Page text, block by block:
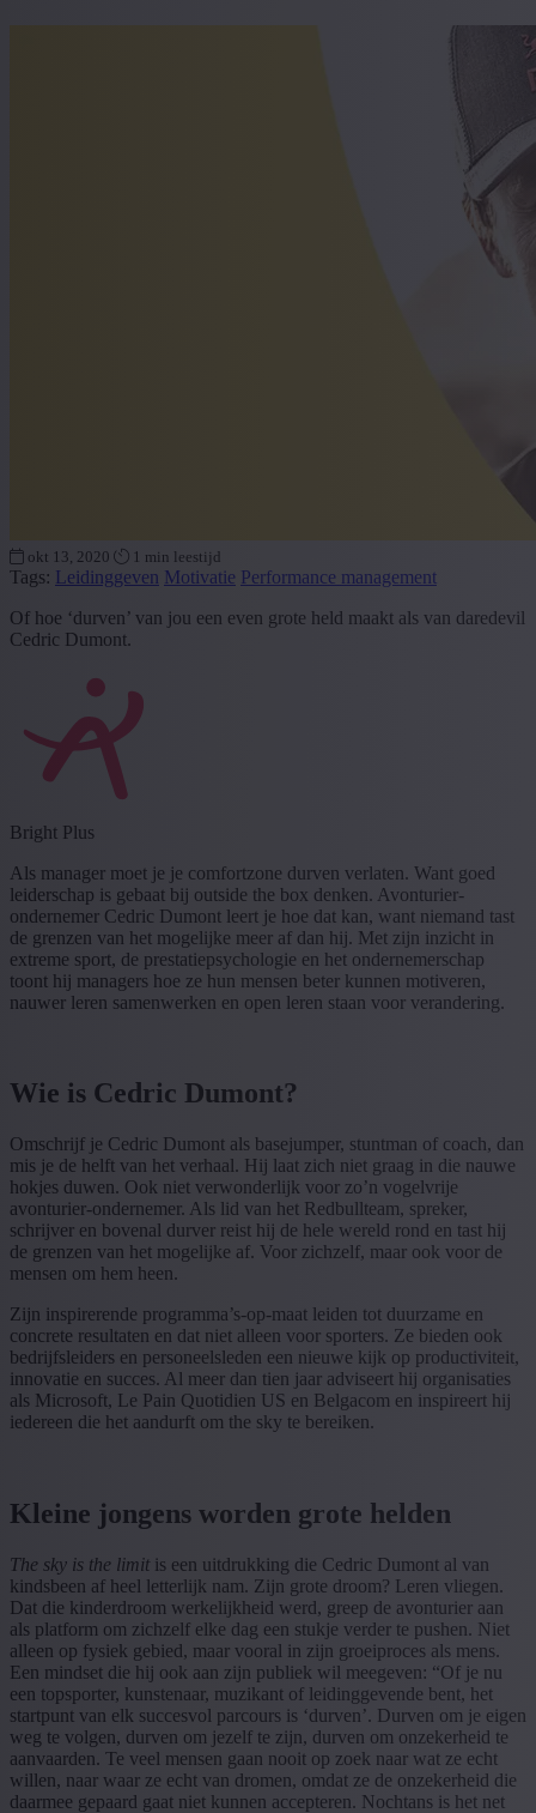
okt 13, 2020 1 min leestijd
Tags: Leidinggeven Motivatie Performance management
Of hoe ‘durven’ van jou een even grote held maakt als van daredevil
Cedric Dumont.
Bright Plus
Als manager moet je je comfortzone durven verlaten. Want goed
leiderschap is gebaat bij outside the box denken. Avonturier-
ondernemer Cedric Dumont leert je hoe dat kan, want niemand tast
de grenzen van het mogelijke meer af dan hij. Met zijn inzicht in
extreme sport, de prestatiepsychologie en het ondernemerschap
toont hij managers hoe ze hun mensen beter kunnen motiveren,
nauwer leren samenwerken en open leren staan voor verandering.
Wie is Cedric Dumont?
Omschrijf je Cedric Dumont als basejumper, stuntman of coach, dan
mis je de helft van het verhaal. Hij laat zich niet graag in die nauwe
hokjes duwen. Ook niet verwonderlijk voor zo’n vogelvrije
avonturier-ondernemer. Als lid van het Redbullteam, spreker,
schrijver en bovenal durver reist hij de hele wereld rond en tast hij
de grenzen van het mogelijke af. Voor zichzelf, maar ook voor de
mensen om hem heen.
Zijn inspirerende programma’s-op-maat leiden tot duurzame en
concrete resultaten en dat niet alleen voor sporters. Ze bieden ook
bedrijfsleiders en personeelsleden een nieuwe kijk op productiviteit,
innovatie en succes. Al meer dan tien jaar adviseert hij organisaties
als Microsoft, Le Pain Quotidien US en Belgacom en inspireert hij
iedereen die het aandurft om the sky te bereiken.
Kleine jongens worden grote helden
The sky is the limit is een uitdrukking die Cedric Dumont al van
kindsbeen af heel letterlijk nam. Zijn grote droom? Leren vliegen.
Dat die kinderdroom werkelijkheid werd, greep de avonturier aan
als platform om zichzelf elke dag een stukje verder te pushen. Niet
alleen op fysiek gebied, maar vooral in zijn groeiproces als mens.
Een mindset die hij ook aan zijn publiek wil meegeven: “Of je nu
een topsporter, kunstenaar, muzikant of leidinggevende bent, het
startpunt van elk succesvol parcours is ‘durven’. Durven om je eigen
weg te volgen, durven om jezelf te zijn, durven om onzekerheid te
aanvaarden. Te veel mensen gaan nooit op zoek naar wat ze echt
willen, naar waar ze echt van dromen, omdat ze de onzekerheid die
daarmee gepaard gaat niet kunnen accepteren. Nochtans is het net